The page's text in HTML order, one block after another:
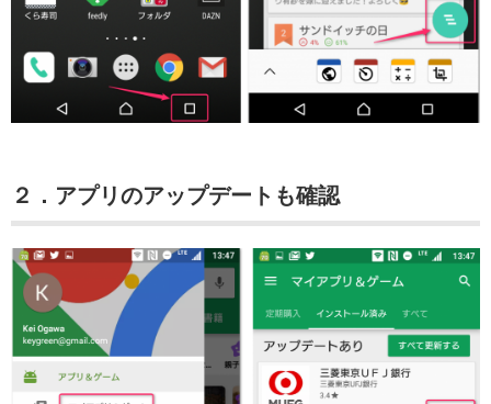
２．アプリのアップデートも確認